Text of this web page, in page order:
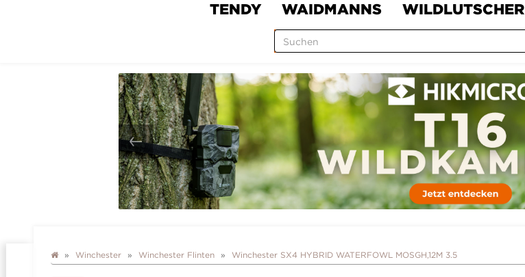
TENDY
WAIDMANNS WILDLUTSCHER
Winchester Winchester Flinten Winchester SX4 HYBRID WATERFOWL MOSGH,12M 3.5